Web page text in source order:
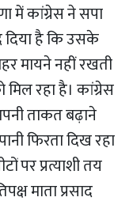
में कांग्रेस ने सपा
है कि उसके
मायने नहीं रखती
मिल रहा है। कांग्रेस
ताकत बढ़ाने
फिरता दिख रहा
पर प्रत्याशी तय
माता प्रसाद